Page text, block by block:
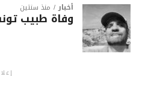
أخبار منذ سنتين
وفاة طبيب